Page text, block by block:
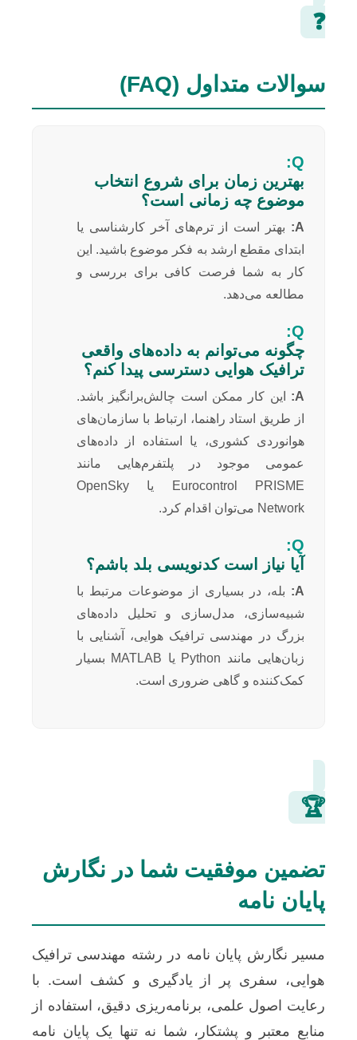
❓
سوالات متداول (FAQ)
Q:
بهترین زمان برای شروع انتخاب
موضوع چه زمانی است؟
A:
بهتر است از ترم‌های آخر کارشناسی یا
ابتدای مقطع ارشد به فکر موضوع باشید. این
کار به شما فرصت کافی برای بررسی و
مطالعه می‌دهد.
Q:
چگونه می‌توانم به داده‌های واقعی
ترافیک هوایی دسترسی پیدا کنم؟
A:
این کار ممکن است چالش‌برانگیز باشد.
از طریق استاد راهنما، ارتباط با سازمان‌های
هوانوردی کشوری، یا استفاده از داده‌های
عمومی موجود در پلتفرم‌هایی مانند
Eurocontrol PRISME یا OpenSky
Network می‌توان اقدام کرد.
Q:
آیا نیاز است کدنویسی بلد باشم؟
A:
بله، در بسیاری از موضوعات مرتبط با
شبیه‌سازی، مدل‌سازی و تحلیل داده‌های
بزرگ در مهندسی ترافیک هوایی، آشنایی با
زبان‌هایی مانند Python یا MATLAB بسیار
کمک‌کننده و گاهی ضروری است.
🏆
تضمین موفقیت شما در نگارش
پایان نامه
مسیر نگارش پایان نامه در رشته مهندسی ترافیک
هوایی، سفری پر از یادگیری و کشف است. با
رعایت اصول علمی، برنامه‌ریزی دقیق، استفاده از
منابع معتبر و پشتکار، شما نه تنها یک پایان نامه